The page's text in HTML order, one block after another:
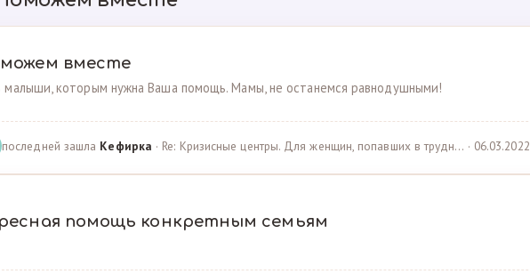
вместе
малыши, которым нужна Ваша помощь. Мамы, не останемся равнодушными!
последней зашла Кефирка · Re: Кризисные центры. Для женщин, попавших в трудн… · 06.03.2022
помощь конкретным семьям